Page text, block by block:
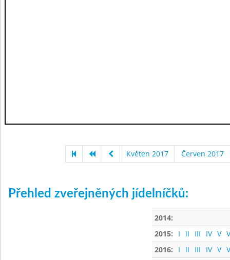
Květen 2017 Červen 2017
Přehled zveřejněných jídelníčků:
2014:
2015:
I II III IV V
2016:
I II III IV V